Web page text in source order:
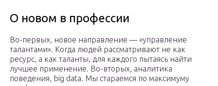
О новом в профессии
Во-первых, новое направление — «управление
талантами». Когда людей рассматривают не как
ресурс, а как таланты, для каждого пытаясь найти
лучшее применение. Во-вторых, аналитика
поведения, big data. Мы стараемся по максимуму